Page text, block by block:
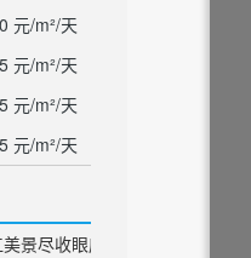
元/m²/天
元/m²/天
元/m²/天
元/m²/天
景尽收眼底 虹